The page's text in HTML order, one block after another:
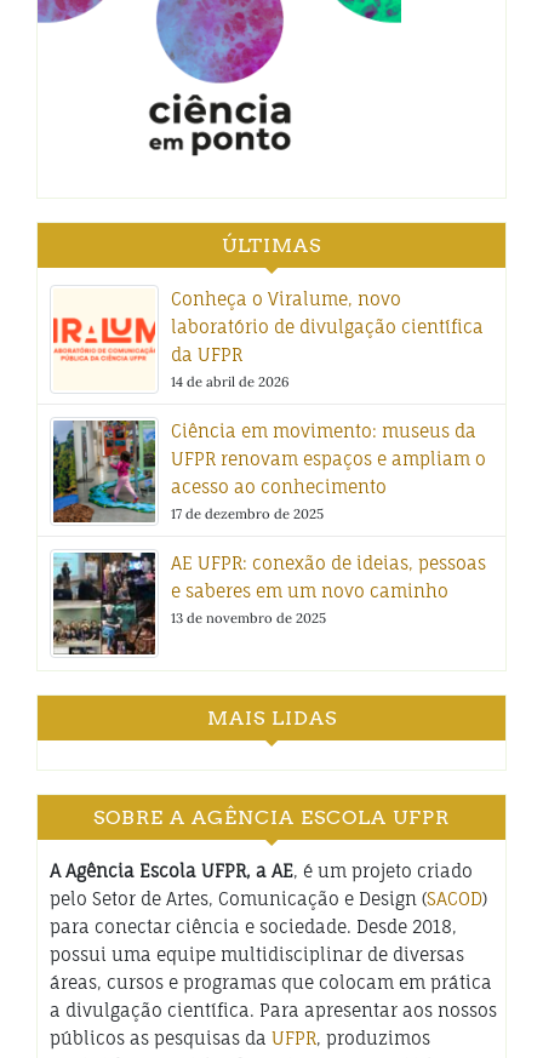
ÚLTIMAS
Conheça o Viralume, novo
laboratório de divulgação científica
da UFPR
14 de abril de 2026
Ciência em movimento: museus da
UFPR renovam espaços e ampliam o
acesso ao conhecimento
17 de dezembro de 2025
AE UFPR: conexão de ideias, pessoas
e saberes em um novo caminho
13 de novembro de 2025
MAIS LIDAS
SOBRE A AGÊNCIA ESCOLA UFPR
A Agência Escola UFPR, a AE, é um projeto criado
pelo Setor de Artes, Comunicação e Design (SACOD)
para conectar ciência e sociedade. Desde 2018,
possui uma equipe multidisciplinar de diversas
áreas, cursos e programas que colocam em prática
a divulgação científica. Para apresentar aos nossos
públicos as pesquisas da UFPR, produzimos